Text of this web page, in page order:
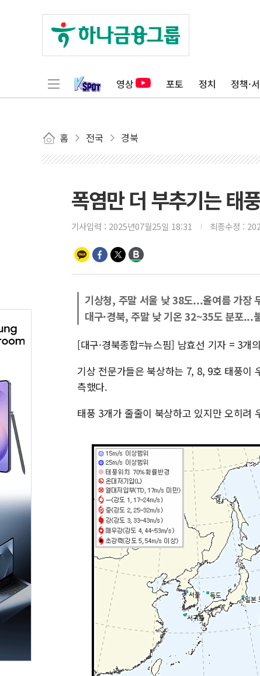
영상 포토 정치 정책·
홈 전국 경북
폭염만 더 부추기는 태
기사입력 : 2025년07월25일 18:31 최종수정 :
기상청, 주말 서울 낮 38도...올여름 가장
대구·경북, 주말 낮 기온 32~35도 분포...
[대구·경북종합=뉴스핌] 남효선 기자 = 3개
기상 전문가들은 북상하는 7, 8, 9호 태풍이
측했다.
태풍 3개가 줄줄이 북상하고 있지만 오히려